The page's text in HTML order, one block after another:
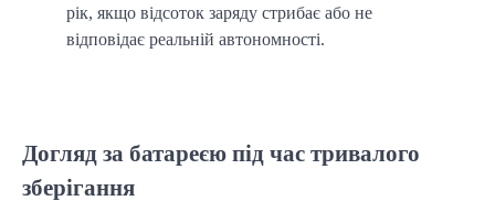
рік, якщо відсоток заряду стрибає або не
відповідає реальній автономності.
Догляд за батареєю під час тривалого
зберігання